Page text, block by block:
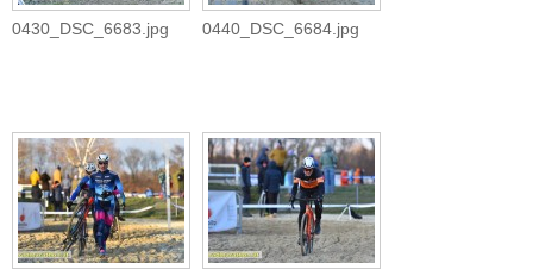
0430_DSC_6683.jpg 0440_DSC_6684.jpg